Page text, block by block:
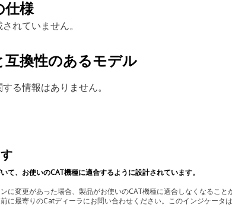
仕様
れていません。
互換性のあるモデル
る情報はありません。
て、お使いのCAT機種に適合するように設計されています。
に変更があった場合、製品がお使いのCAT機種に適合しなくなるこ
に最寄りのCatディーラにお問い合わせください。このインジケータ